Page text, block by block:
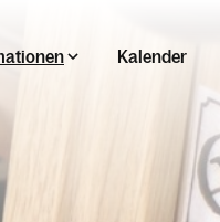
Kalender